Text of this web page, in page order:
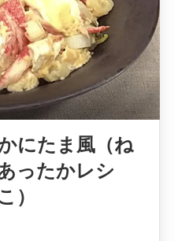
にたま風（ね
ったかレシ
）